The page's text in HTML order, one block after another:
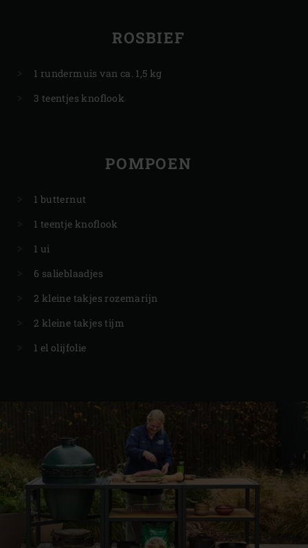
ROSBIEF
1 rundermuis van ca. 1,5 kg
3 teentjes knoflook
POMPOEN
1 butternut
1 teentje knoflook
1 ui
6 salieblaadjes
2 kleine takjes rozemarijn
2 kleine takjes tijm
1 el olijfolie